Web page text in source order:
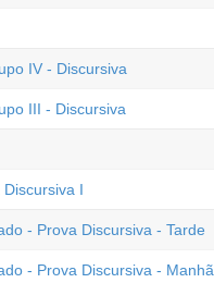
IV - Discursiva
III - Discursiva
I
- Prova Discursiva - Tarde
- Prova Discursiva - Manhã